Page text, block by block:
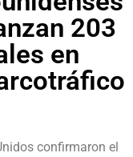
203
en
confirmaron el